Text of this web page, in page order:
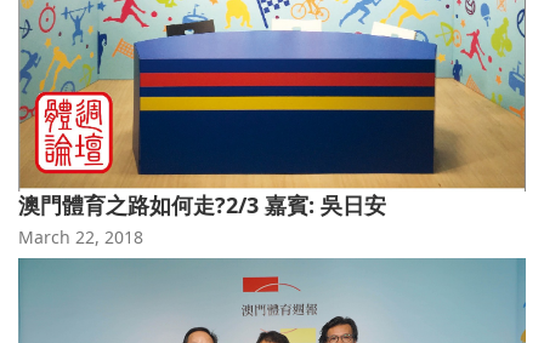
澳門體育之路如何走?2/3 嘉賓: 吳日安
March 22, 2018